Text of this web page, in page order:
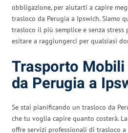
obbligazione, per aiutarti a capire
trasloco da Perugia a Ipswich. Siamo
trasloco il più semplice e senza stress
esitare a raggiungerci per qualsiasi
Trasporto
da Perugia a
Se stai pianificando un trasloco da
che tu voglia capire quanto costerà.
offre servizi professionali di trasloco